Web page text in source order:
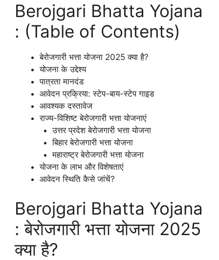
Berojgari Bhatta Yojana
: (Table of Contents)
बेरोजगारी भत्ता योजना 2025 क्या है?
योजना के उद्देश्य
पात्रता मानदंड
आवेदन प्रक्रिया: स्टेप-बाय-स्टेप गाइड
आवश्यक दस्तावेज
राज्य-विशिष्ट बेरोजगारी भत्ता योजनाएं
उत्तर प्रदेश बेरोजगारी भत्ता योजना
बिहार बेरोजगारी भत्ता योजना
महाराष्ट्र बेरोजगारी भत्ता योजना
योजना के लाभ और विशेषताएं
आवेदन स्थिति कैसे जांचें?
Berojgari Bhatta Yojana
: बेरोजगारी भत्ता योजना 2025
क्या है?